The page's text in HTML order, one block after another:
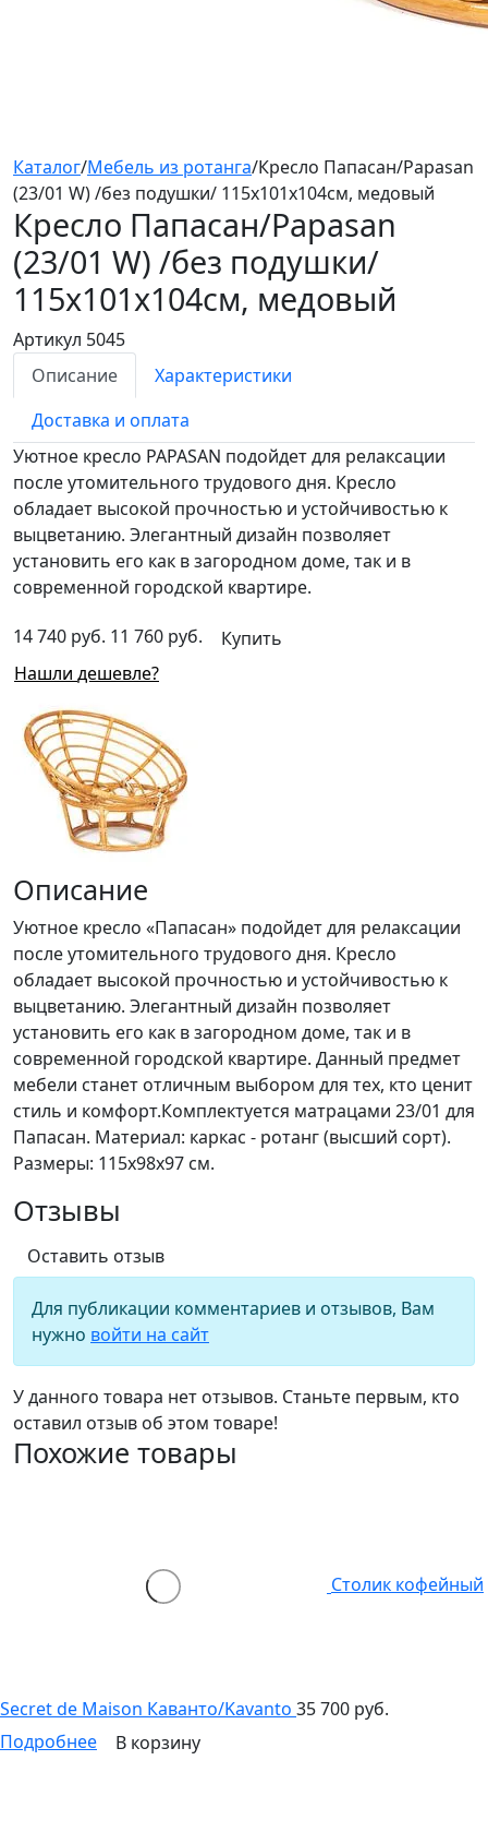
Каталог/Мебель из ротанга/Кресло Папасан/Papasan
(23/01 W) /без подушки/ 115х101х104см, медовый
Кресло Папасан/Papasan
(23/01 W) /без подушки/
115х101х104см, медовый
Артикул 5045
Описание
Характеристики
Доставка и оплата
Уютное кресло PAPASAN подойдет для релаксации
после утомительного трудового дня. Кресло
обладает высокой прочностью и устойчивостью к
выцветанию. Элегантный дизайн позволяет
установить его как в загородном доме, так и в
современной городской квартире.
14 740 руб. 11 760 руб.
Купить
Нашли дешевле?
Описание
Уютное кресло «Папасан» подойдет для релаксации
после утомительного трудового дня. Кресло
обладает высокой прочностью и устойчивостью к
выцветанию. Элегантный дизайн позволяет
установить его как в загородном доме, так и в
современной городской квартире. Данный предмет
мебели станет отличным выбором для тех, кто ценит
стиль и комфорт.Комплектуется матрацами 23/01 для
Папасан. Материал: каркас - ротанг (высший сорт).
Размеры: 115х98х97 см.
Отзывы
Оставить отзыв
Для публикации комментариев и отзывов, Вам
нужно войти на сайт
У данного товара нет отзывов. Станьте первым, кто
оставил отзыв об этом товаре!
Похожие товары
Столик кофейный
Secret de Maison Каванто/Kavanto 35 700 руб.
Подробнее
В корзину